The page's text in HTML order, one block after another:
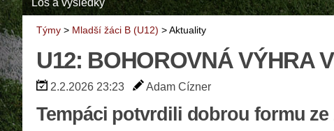
Los a výsledky
Týmy > Mladší žáci B (U12) >Aktuality
U12: BOHOROVNÁ VÝHRA
2.2.2026 23:23 Adam Cízner
Tempáci potvrdili dobrou formu ze